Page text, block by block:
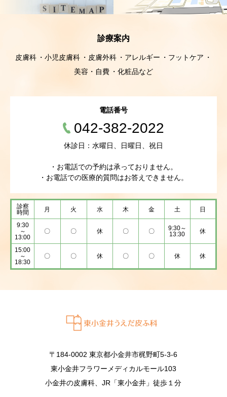
診療案内
皮膚科 小児皮膚科 皮膚外科 アレルギー
フットケア
美容・自費
化粧品など
電話番号
042-382-2022
休診日：水曜日、日曜日、祝日
・お電話での予約は承っておりません。
・お電話での医療的質問はお答えできません。
診察
時間
月 火 水 木 金 土 日
9:30
～
13:00
〇 〇 休 〇 〇
9:30～
13:30
休
15:00
～
18:30
〇 〇 休 〇 〇 休 休
〒184-0002 東京都小金井市梶野町5-3-6
東小金井フラワーメディカルモール103
小金井の皮膚科、JR「東小金井」徒歩１分